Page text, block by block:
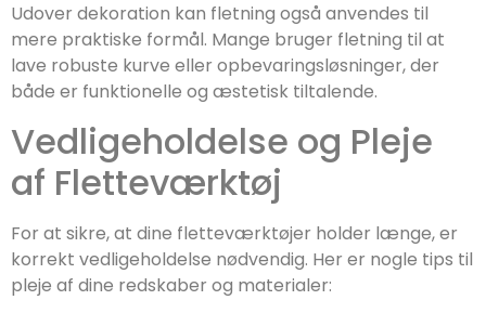
Udover dekoration kan fletning også anvendes til
mere praktiske formål. Mange bruger fletning til at
lave robuste kurve eller opbevaringsløsninger, der
både er funktionelle og æstetisk tiltalende.
Vedligeholdelse og Pleje
af Fletteværktøj
For at sikre, at dine fletteværktøjer holder længe, er
korrekt vedligeholdelse nødvendig. Her er nogle tips til
pleje af dine redskaber og materialer: